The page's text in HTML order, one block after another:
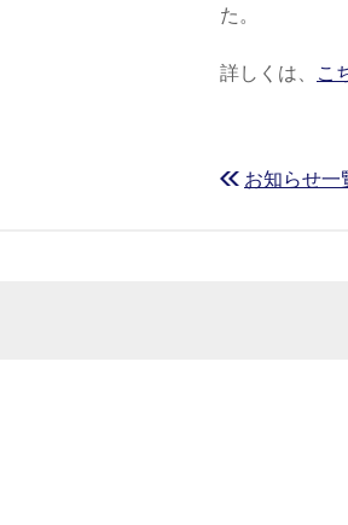
た。
詳しくは、 こ
お知らせ一